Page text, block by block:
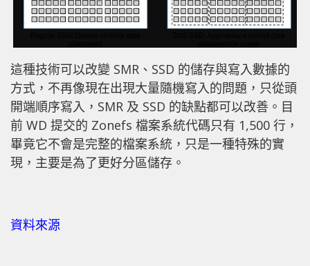
這種技術可以改變 SMR、SSD 的儲存與寫入數據的
方式，不再像現在出現大量隨機寫入的問題，只從頭
開端順序寫入，SMR 及 SSD 的缺點都可以改善。目
前 WD 提交的 Zonefs 檔案系統代碼只有 1,500 行，
畢竟它不會是完整的檔案系統，只是一種特殊的實
現，主要是為了更好分區儲存。
資料來源